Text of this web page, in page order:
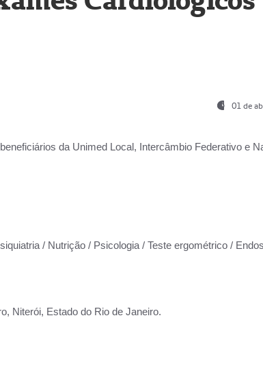
01 de
da Unimed Local, Intercâmbio Federativo e
/ Nutrição / Psicologia / Teste ergométrico /
Niterói, Estado do Rio de Janeiro.